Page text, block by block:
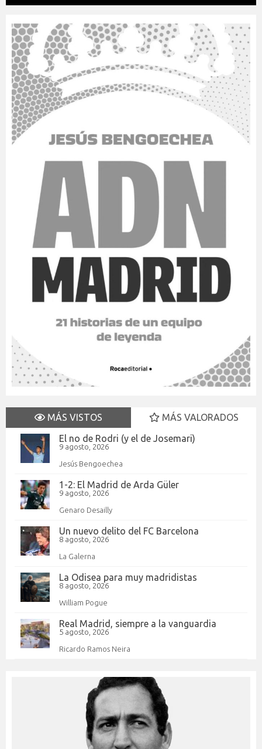
MÁS VISTOS
MÁS VALORADOS
El no de Rodri (y el de Josemari)
9 agosto, 2026
Jesús Bengoechea
1-2: El Madrid de Arda Güler
9 agosto, 2026
Genaro Desailly
Un nuevo delito del FC Barcelona
8 agosto, 2026
La Galerna
La Odisea para muy madridistas
8 agosto, 2026
William Pogue
Real Madrid, siempre a la vanguardia
5 agosto, 2026
Ricardo Ramos Neira